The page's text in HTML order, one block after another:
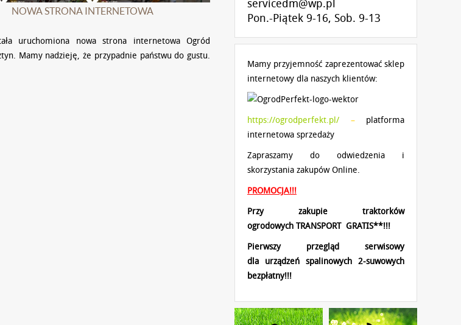
NOWA STRONA INTERNETOWA
uruchomiona nowa strona internetowa Ogród
Mamy nadzieję, że przypadnie państwu do gustu.
servicedm@wp.pl
Pon.-Piątek 9-16, Sob. 9-13
Mamy przyjemność zaprezentować sklep
internetowy dla naszych klientów:
https://ogrodperfekt.pl/ – platforma
internetowa sprzedaży
Zapraszamy do odwiedzenia i
skorzystania zakupów Online.
PROMOCJA!!!
Przy zakupie traktorków
ogrodowych TRANSPORT GRATIS**!!!
Pierwszy przegląd serwisowy
dla urządzeń spalinowych 2-suwowych
bezpłatny!!!